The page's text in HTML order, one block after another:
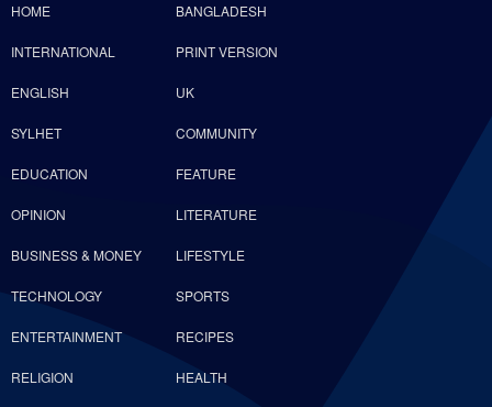
HOME BANGLADESH
INTERNATIONAL PRINT VERSION
ENGLISH UK
SYLHET COMMUNITY
EDUCATION FEATURE
OPINION LITERATURE
BUSINESS & MONEY LIFESTYLE
TECHNOLOGY SPORTS
ENTERTAINMENT RECIPES
RELIGION HEALTH